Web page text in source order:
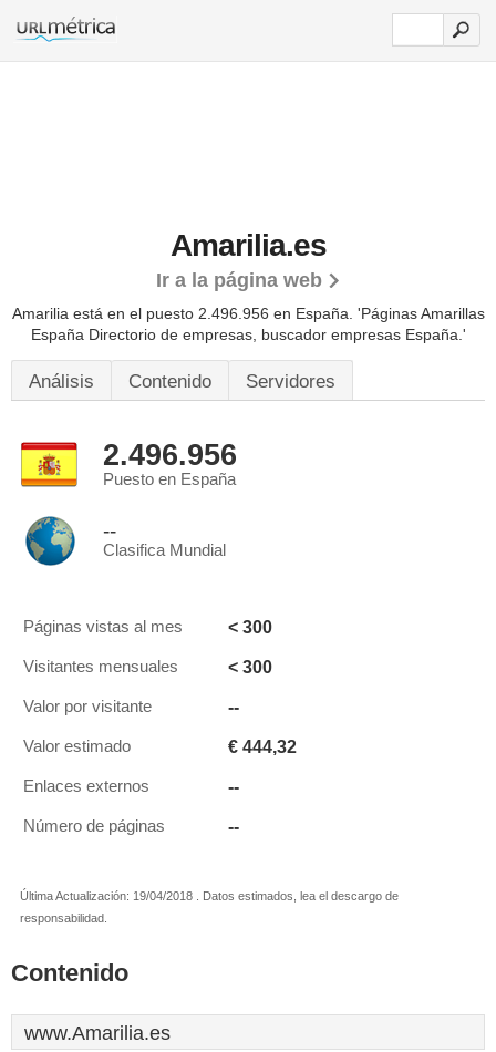
Amarilia.es
Ir a la página web
Amarilia está en el puesto 2.496.956 en España. 'Páginas Amarillas
España Directorio de empresas, buscador empresas España.'
Análisis Contenido Servidores
2.496.956
Puesto en España
--
Clasifica Mundial
Páginas vistas al mes < 300
Visitantes mensuales < 300
Valor por visitante --
Valor estimado € 444,32
Enlaces externos --
Número de páginas --
Última Actualización: 19/04/2018 . Datos estimados, lea el descargo de
responsabilidad.
Contenido
www.Amarilia.es